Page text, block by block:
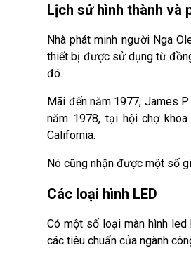
Lịch sử hình thành và
Nhà phát minh người Nga
thiết bị được sử dụng từ
đó.
Mãi đến năm 1977, James
năm 1978, tại hội chợ
California.
Nó cũng nhận được một số
Các loại hình LED
Có một số loại màn hình
các tiêu chuẩn của ngành